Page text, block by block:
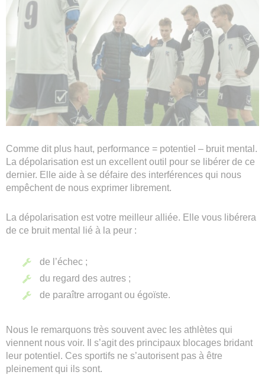
Comme dit plus haut, performance = potentiel – bruit mental.
La dépolarisation est un excellent outil pour se libérer de ce
dernier. Elle aide à se défaire des interférences qui nous
empêchent de nous exprimer librement.
La dépolarisation est votre meilleur alliée. Elle vous libérera
de ce bruit mental lié à la peur :
de l’échec ;
du regard des autres ;
de paraître arrogant ou égoïste.
Nous le remarquons très souvent avec les athlètes qui
viennent nous voir. Il s’agit des principaux blocages bridant
leur potentiel. Ces sportifs ne s’autorisent pas à être
pleinement qui ils sont.